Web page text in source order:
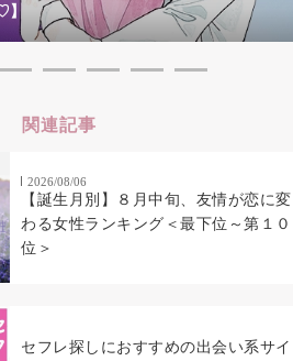
】
関連記事
2026/08/06
【誕生月別】８月中旬、友情が恋に変
わる女性ランキング＜最下位～第１０
位＞
セフレ探しにおすすめの出会い系サイ